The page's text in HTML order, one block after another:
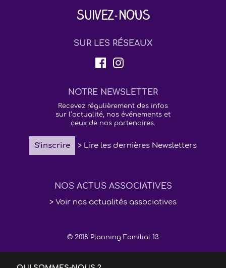
Suivez-nous
SUR LES RÉSEAUX
NOTRE NEWSLETTER
Recevez régulièrement des infos
sur l’actualité, nos événements et
ceux de nos partenaires.
S'inscrire > Lire les dernières Newsletters
NOS ACTUS ASSOCIATIVES
> Voir nos actualités associatives
© 2018 Planning Familial 13